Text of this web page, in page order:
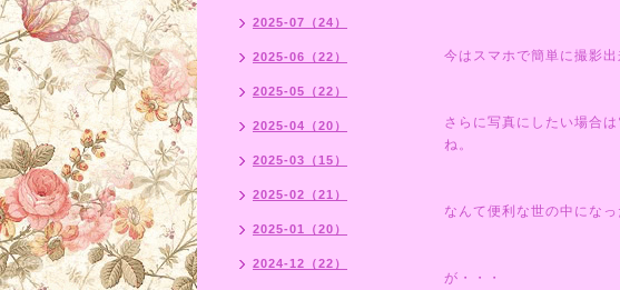
今はスマホで簡単に撮影
さらに写真にしたい場合
ね。
なんて便利な世の中にな
が・・・
2025-07（24）
2025-06（22）
2025-05（22）
2025-04（20）
2025-03（15）
2025-02（21）
2025-01（20）
2024-12（22）